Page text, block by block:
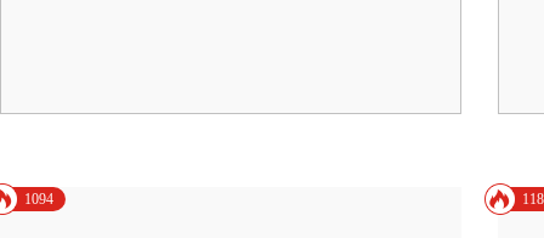
1094